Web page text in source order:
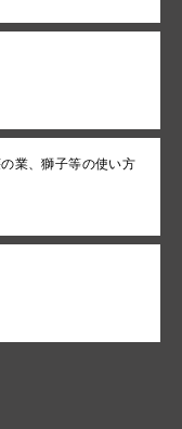
業、獅子等の使い方